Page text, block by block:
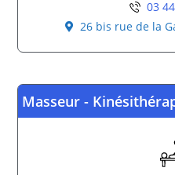
03
26 bis rue de la
Masseur -